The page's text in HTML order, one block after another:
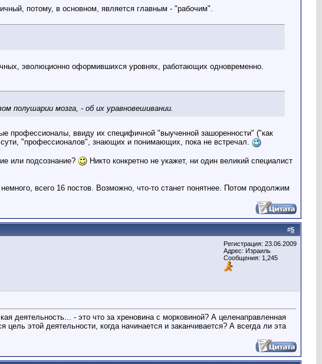
потому, в основном, является главным - "рабочим".
эволюционно оформившихся уровнях, работающих одновременно.
полушарии мозга, - об их уравновешивании.
профессионалы, ввиду их специфичной "выученной зашоренности" ("как
"профессионалов", знающих и понимающих, пока не встречал.
или подсознание?
Никто конкретно не укажет, ни один великий специалист
всего 16 постов. Возможно, что-то станет понятнее. Потом продолжим
#5
Регистрация: 23.06.2009
Адрес: Израиль
Сообщения: 1,245
деятельность... - это что за хреновина с морковиной? А целенаправленная
этой деятельности, когда начинается и заканчивается? А всегда ли эта